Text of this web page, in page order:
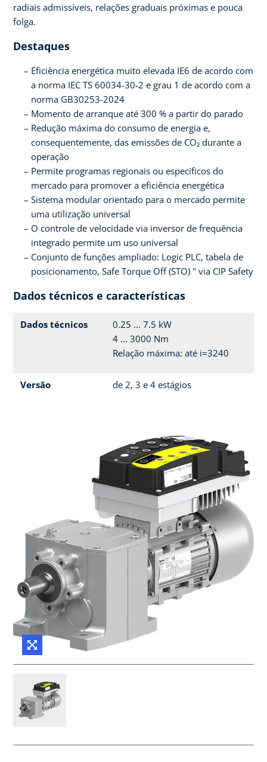
radiais admissíveis, relações graduais próximas e pouca
folga.
Destaques
Eficiência energética muito elevada IE6 de acordo com
a norma IEC TS 60034-30-2 e grau 1 de acordo com a
norma GB30253-2024
Momento de arranque até 300 % a partir do parado
Redução máxima do consumo de energia e,
consequentemente, das emissões de CO₂ durante a
operação
Permite programas regionais ou específicos do
mercado para promover a eficiência energética
Sistema modular orientado para o mercado permite
uma utilização universal
O controle de velocidade via inversor de frequência
integrado permite um uso universal
Conjunto de funções ampliado: Logic PLC, tabela de
posicionamento, Safe Torque Off (STO) " via CIP Safety
Dados técnicos e características
Dados técnicos
0.25 ... 7.5 kW
4 ... 3000 Nm
Relação máxima: até i=3240
Versão de 2, 3 e 4 estágios